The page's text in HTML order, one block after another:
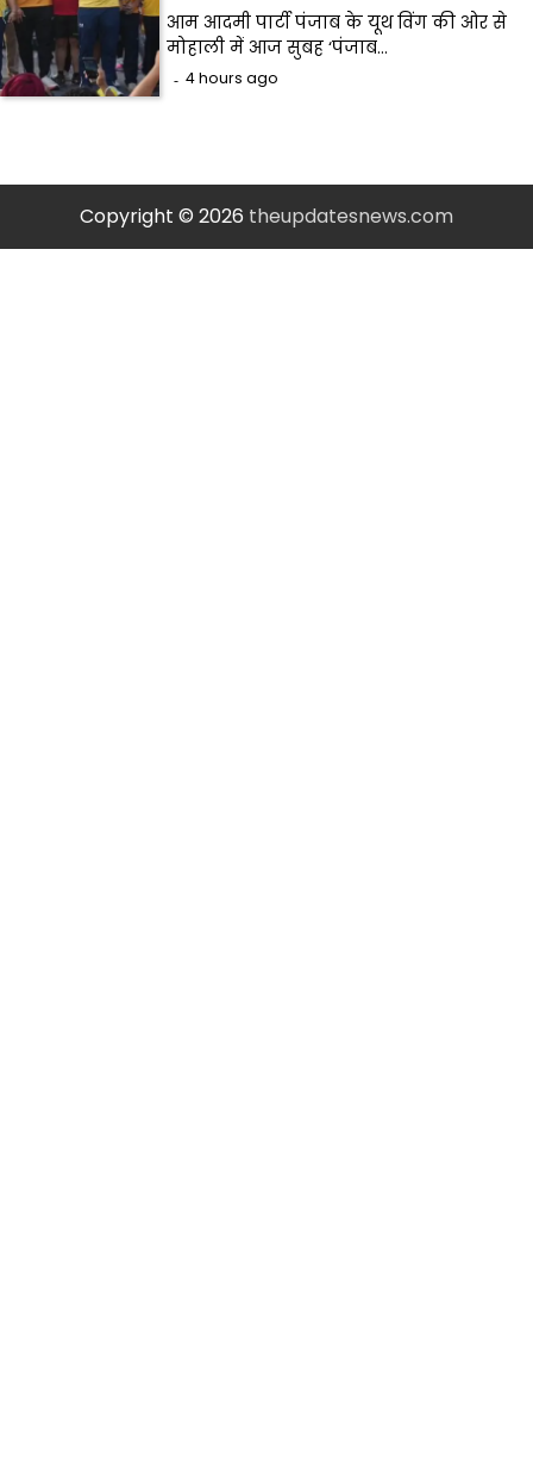
आम आदमी पार्टी पंजाब के यूथ विंग की ओर से
मोहाली में आज सुबह ‘पंजाब…
4 hours ago
Copyright © 2026 theupdatesnews.com